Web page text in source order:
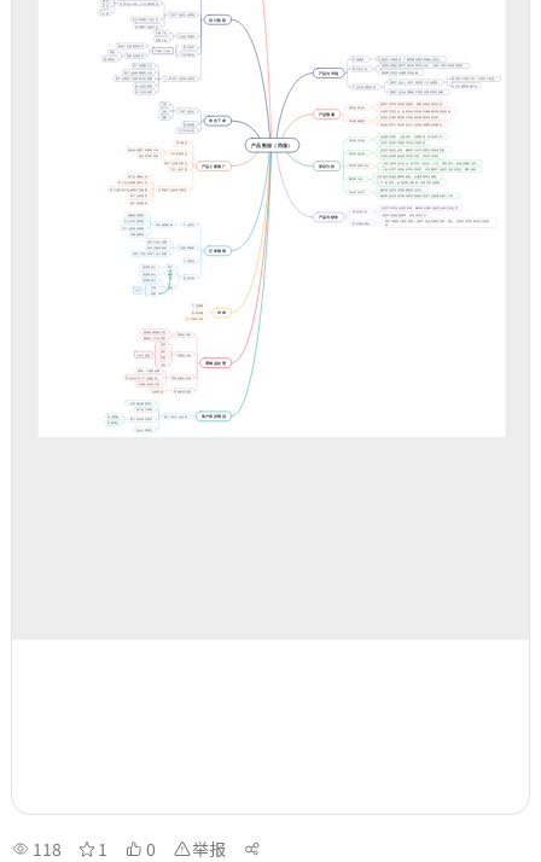
118 1 0 举报